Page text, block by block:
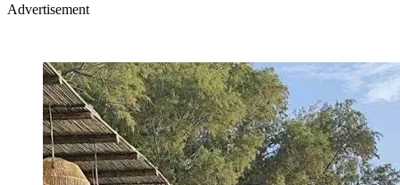
Advertisement